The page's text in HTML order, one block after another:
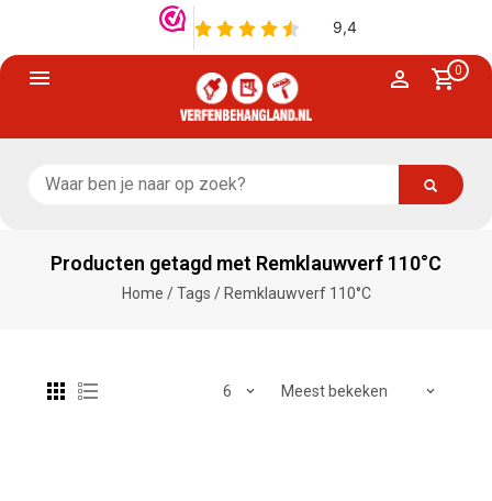
0
Producten getagd met Remklauwverf 110°C
Home /Tags / Remklauwverf 110°C